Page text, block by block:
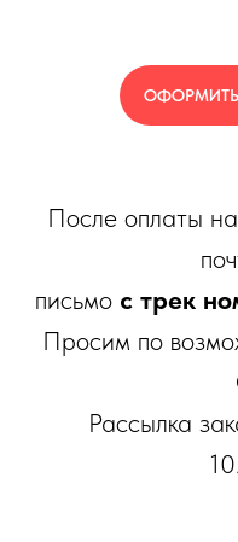
После оплаты
письмо с трек
Просим по
Рассылка